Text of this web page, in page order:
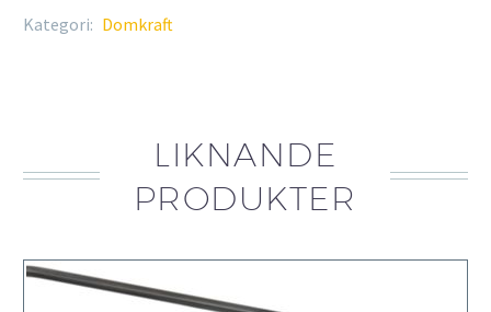
Kategori: Domkraft
LIKNANDE
PRODUKTER